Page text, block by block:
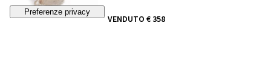
VENDUTO € 358